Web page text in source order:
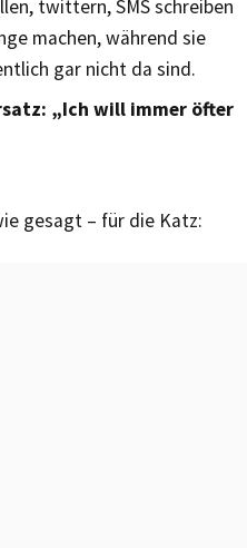
twittern, SMS schreiben
machen, während sie
gar nicht da sind.
„Ich will immer öfter
gesagt – für die Katz: